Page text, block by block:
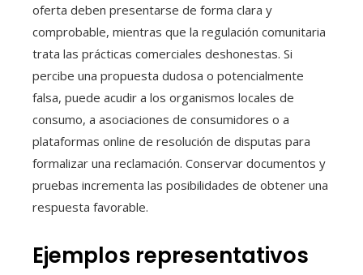
oferta deben presentarse de forma clara y
comprobable, mientras que la regulación comunitaria
trata las prácticas comerciales deshonestas. Si
percibe una propuesta dudosa o potencialmente
falsa, puede acudir a los organismos locales de
consumo, a asociaciones de consumidores o a
plataformas online de resolución de disputas para
formalizar una reclamación. Conservar documentos y
pruebas incrementa las posibilidades de obtener una
respuesta favorable.
Ejemplos representativos